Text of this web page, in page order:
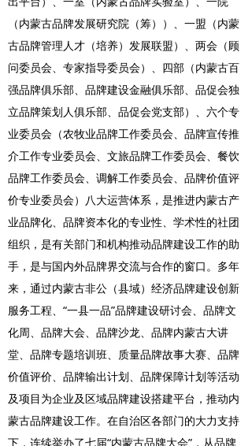
（内蒙古品牌发展研究院（筹））、一盟（内蒙
古品牌管理人才（培养）发展联盟）、两会（顾
问委员会、专家指导委员会）、四部（内蒙古百
强品牌俱乐部、品牌建设金融俱乐部、品促会独
立品牌策划人俱乐部、品促会党支部）、六个专
业委员会（农牧业品牌工作委员会、品牌宣传推
介工作专业委员会、文旅品牌工作委员会、餐饮
品牌工作委员会、调解工作委员会、品牌价值评
价专业委员会）八大运营体系，是推进内蒙古产
业品牌化、品牌资本化的专业性、学术性的社团
组织，是有关部门和机构推动品牌建设工作的助
手，是与国内外品牌界交流与合作的窗口。多年
来，通过内蒙古非公（县域）经济品牌建设创新
服务工程、“一县一品”品牌建设研讨会、品牌文
化周、品牌大会、品牌沙龙、品牌内蒙古大讲
堂、品牌专题培训班、质量品牌故事大赛、品牌
价值评价、品牌输出计划、品牌保障计划等活动
及项目为企业及区域品牌建设搭建平台，推动内
蒙古品牌建设工作。在自治区各部门的大力支持
下，连续举办了七届“内蒙古品牌大会”，从品牌